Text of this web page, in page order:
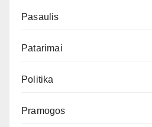
Pasaulis
Patarimai
Politika
Pramogos